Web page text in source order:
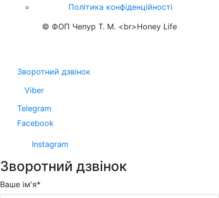
Політика конфіденційності
© ФОП Чепур Т. М. <br>Honey Life
Зворотний дзвінок
Viber
Telegram
Facebook
Instagram
Зворотний дзвінок
Ваше ім'я*